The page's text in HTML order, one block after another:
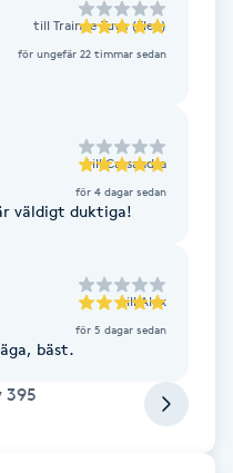
till Trainee Tuva (Elev)
för ungefär 22 timmar sedan
till Cassandra
för 4 dagar sedan
väldigt duktiga!
till Alex
för 5 dagar sedan
bäst.
395